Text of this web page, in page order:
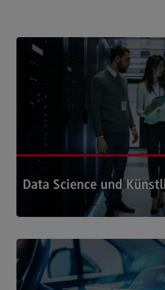
Elektrotechnik und
Elektrotechnik und
Profil-O-Mat Elektrotechnik und
Informationstechnik
(External link)
Rahmenbedingungen
Modulangebot
Berufsperspektiven
Kontakt
Entrepreneurship
Modulangebot
Berufsperspektiven
Data Science und
Hier erhalten Sie alle